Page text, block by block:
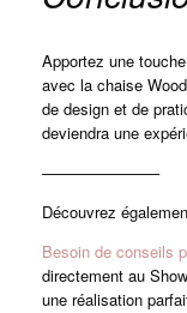
Apportez une
avec la chaise
de design et de
deviendra une
———————–
Découvrez
Besoin de conseils
directement au
une réalisation